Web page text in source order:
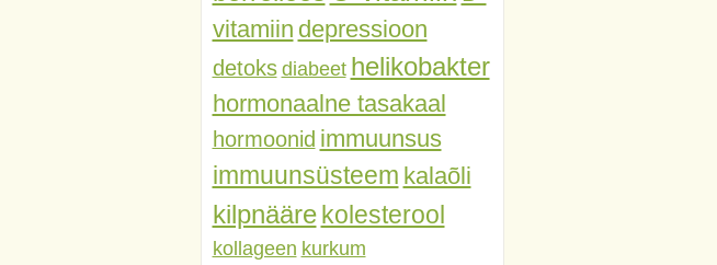
vitamiin depressioon
detoks diabeet helikobakter
hormonaalne tasakaal
hormoonid immuunsus
immuunsüsteem kalaõli
kilpnääre kolesterool
kollageen kurkum